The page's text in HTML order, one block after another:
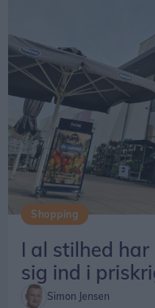
Shopping
I al stilhed
sig ind i
Simon Jensen